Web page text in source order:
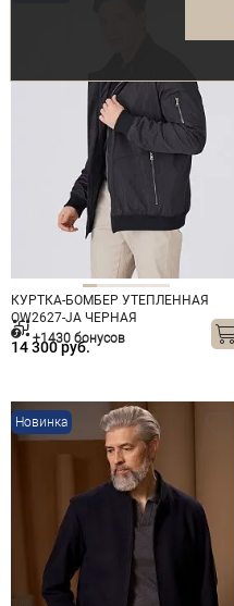
КУРТКА-БОМБЕР УТЕПЛЕННАЯ
OW2627-JА ЧЕРНАЯ
14 300 руб.
+1430 бонусов
Новинка